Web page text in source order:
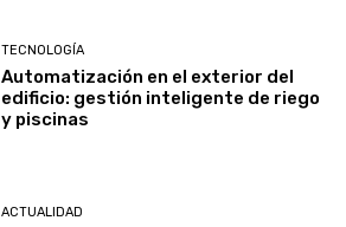
TECNOLOGÍA
Automatización en el exterior del
edificio: gestión inteligente de riego
y piscinas
ACTUALIDAD